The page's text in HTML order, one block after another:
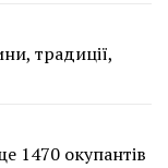
традиції,
1470 окупантів